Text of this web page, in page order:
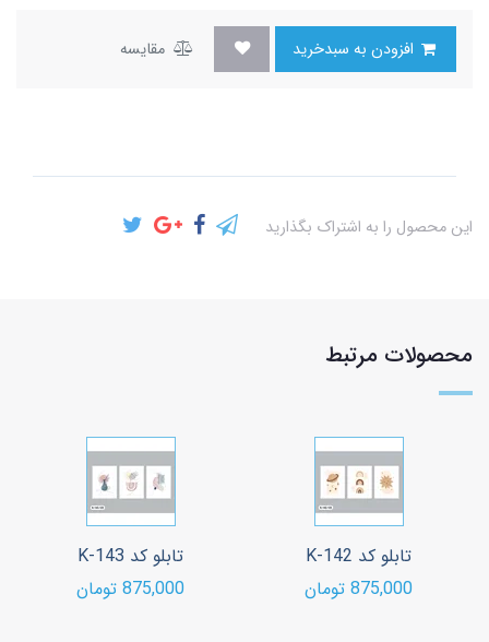
مقایسه
این محصول را به اشتراک بگذارید
محصولات مرتبط
تابلو کد K-142
875,000 تومان
تابلو کد K-143
875,000 تومان